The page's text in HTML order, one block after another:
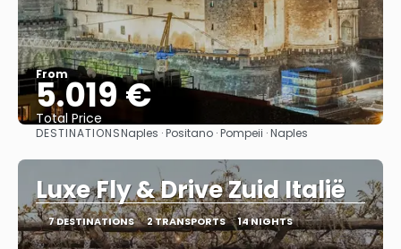
From
5.019 €
Total Price
See
DESTINATIONSNaples · Positano · Pompeii · Naples
Luxe Fly & Drive Zuid Italië
7 DESTINATIONS 2 TRANSPORTS 14 NIGHTS